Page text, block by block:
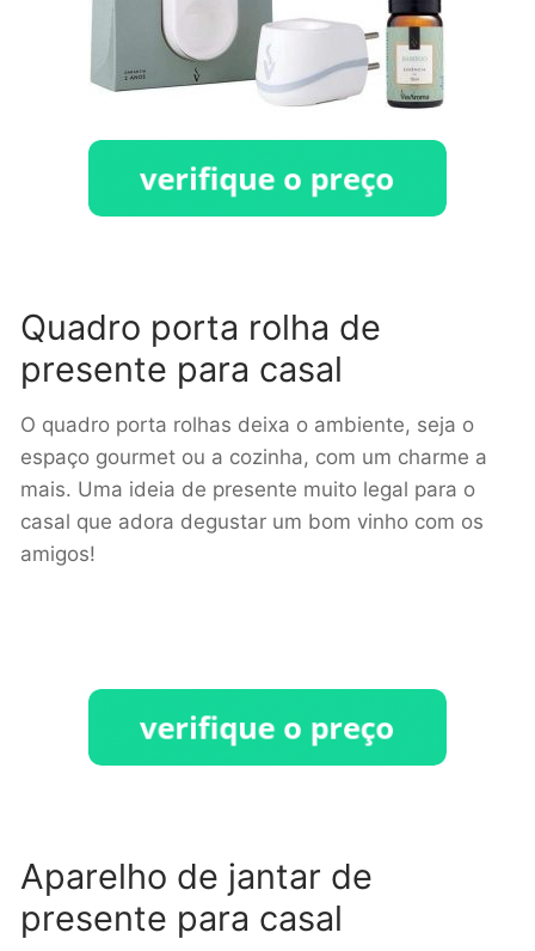
Quadro porta rolha de
presente para casal
O quadro porta rolhas deixa o ambiente, seja o
espaço gourmet ou a cozinha, com um charme a
mais. Uma ideia de presente muito legal para o
casal que adora degustar um bom vinho com os
amigos!
Aparelho de jantar de
presente para casal